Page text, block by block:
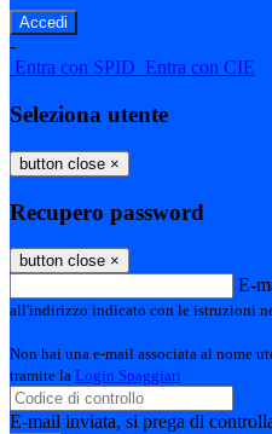
-
Entra con SPID Entra con CIE
Seleziona utente
button close ×
Recupero password
button close ×
E-
all'indirizzo indicato con le istruzioni
Non hai una e-mail associata al nome
tramite la Login Spaggiari
E-mail inviata, si prega di